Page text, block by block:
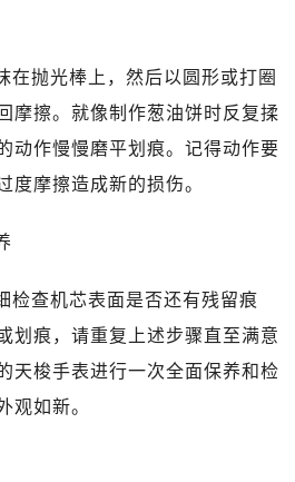
在抛光棒上，然后以圆形或打圈
摩擦。就像制作葱油饼时反复揉
动作慢慢磨平划痕。记得动作要
度摩擦造成新的损伤。
检查机芯表面是否还有残留痕
划痕，请重复上述步骤直至满意
天梭手表进行一次全面保养和检
观如新。